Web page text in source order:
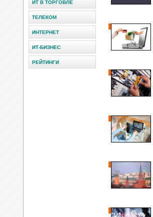
ИТ В ТОРГОВЛЕ
ТЕЛЕКОМ
ИНТЕРНЕТ
ИТ-БИЗНЕС
РЕЙТИНГИ